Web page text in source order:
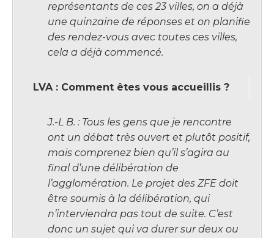
représentants de ces 23 villes, on a déjà
une quinzaine de réponses et on planifie
des rendez-vous avec toutes ces villes,
cela a déjà commencé.
LVA : Comment êtes vous accueillis ?
J.-L B. : Tous les gens que je rencontre
ont un débat très ouvert et plutôt positif,
mais comprenez bien qu’il s’agira au
final d’une délibération de
l’agglomération. Le projet des ZFE doit
être soumis à la délibération, qui
n’interviendra pas tout de suite. C’est
donc un sujet qui va durer sur deux ou